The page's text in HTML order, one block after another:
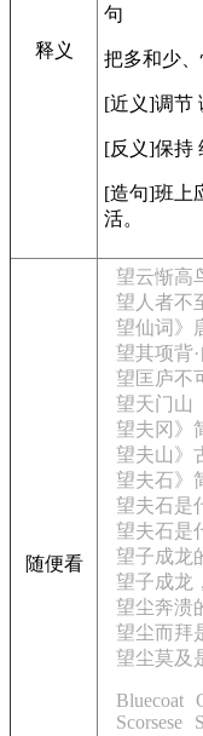
释义
句
把多和少、
[近义]调节
[反义]保持
[造句]班上
活。
随便看
望云惭高
望人者不
望仙词》
望其项背
望匡庐不
望天门山
望夫冈》
望夫山》
望夫石》
望夫石是
望夫石是
望子成龙
望子成龙
望尘奔溃
望尘而拜
望尘莫及
Bluecoat
Scorsese